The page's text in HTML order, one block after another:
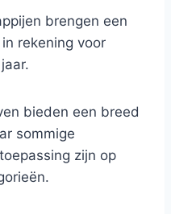
brengen een
rekening voor
bieden een breed
sommige
zijn op